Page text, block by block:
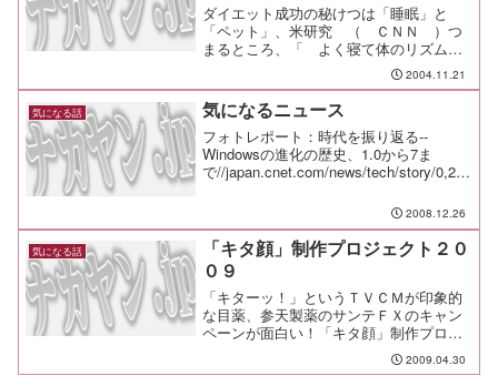
ダイエット成功の秘けつは「睡眠」と
「ペット」、米研究 （ ＣＮＮ ）つ
まるところ、「 よく寝て体のリズムを
整えないと太るよ 」 という研究結果
だけど、よくよく考えれば確かにその通
り。 ただ、アメリカ人のデブというの
は、日本人とは到底かけ離れ...
2004.11.21
気になる話 気になるニュース
フォトレポート：時代を振り返る--
Windowsの進化の歴史、1.0から7ま
で//japan.cnet.com/news/tech/story/0,200
2008.12.26
気になる話
「キタ顔」制作プロジェクト２０
０９
「キターッ！」というＴＶＣＭが印象的
な目薬、参天製薬のサンテＦＸのキャン
ペーンが面白い！「キタ顔」制作プロジ
ェクト２００９携帯かＰＣから「キター
ッ！」って感じの顔画像を送ると、「キ
2009.04.30